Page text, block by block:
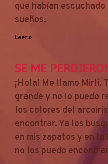
que habían
sueños.
Leer »
SE ME
¡Hola! Me llamo Mirli.
grande y no lo puedo
los colores del
encontrar. Ya los
en mis zapatos y en
no los puedo